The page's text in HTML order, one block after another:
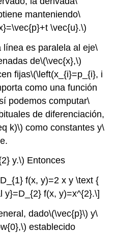
manteniendo\
\vec{u}.\)
línea es paralela al eje\
de\(\vec{x},\)
fijas\(\left(x_{i}=p_{i}, i
como una función
podemos computar\
de diferenciación,
k)\) como constantes y\
y.\) Entonces
f(x, y)=2 x y \text {
y}=D_{2} f(x, y)=x^{2}.\]
dado\(\vec{p}\) y\
establecido